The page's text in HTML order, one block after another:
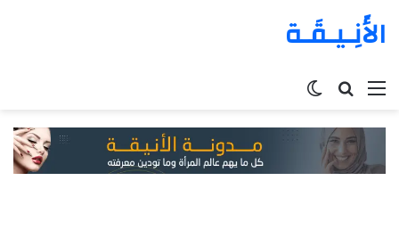
الأَنِـيـقَـة
القائمة بحث